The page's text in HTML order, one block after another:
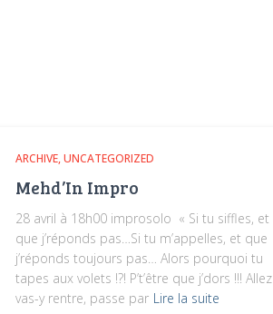
ARCHIVE UNCATEGORIZED
Mehd’In Impro
28 avril à 18h00 improsolo « Si tu siffles, et
que j’réponds pas…Si tu m’appelles, et que
j’réponds toujours pas… Alors pourquoi tu
tapes aux volets !?! P’t’être que j’dors !!! Allez
vas-y rentre, passe par Lire la suite